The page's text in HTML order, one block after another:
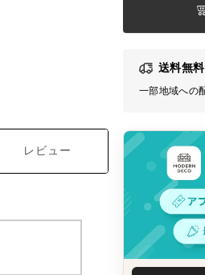
送料無料
一部地域への
レビュー